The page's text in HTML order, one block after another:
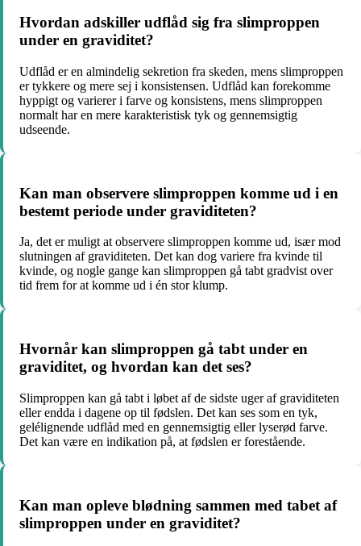
Hvordan adskiller udflåd sig fra slimproppen
under en graviditet?
Udflåd er en almindelig sekretion fra skeden, mens slimproppen
er tykkere og mere sej i konsistensen. Udflåd kan forekomme
hyppigt og varierer i farve og konsistens, mens slimproppen
normalt har en mere karakteristisk tyk og gennemsigtig
udseende.
Kan man observere slimproppen komme ud i en
bestemt periode under graviditeten?
Ja, det er muligt at observere slimproppen komme ud, især mod
slutningen af graviditeten. Det kan dog variere fra kvinde til
kvinde, og nogle gange kan slimproppen gå tabt gradvist over
tid frem for at komme ud i én stor klump.
Hvornår kan slimproppen gå tabt under en
graviditet, og hvordan kan det ses?
Slimproppen kan gå tabt i løbet af de sidste uger af graviditeten
eller endda i dagene op til fødslen. Det kan ses som en tyk,
gelélignende udflåd med en gennemsigtig eller lyserød farve.
Det kan være en indikation på, at fødslen er forestående.
Kan man opleve blødning sammen med tabet af
slimproppen under en graviditet?